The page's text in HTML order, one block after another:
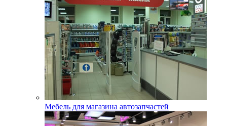
Мебель для магазина автозапчастей